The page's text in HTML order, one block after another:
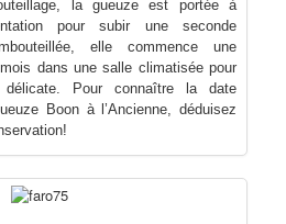
la gueuze est portée à
pour subir une seconde
elle commence une
dans une salle climatisée pour
délicate. Pour connaître la date
Boon à l’Ancienne, déduisez